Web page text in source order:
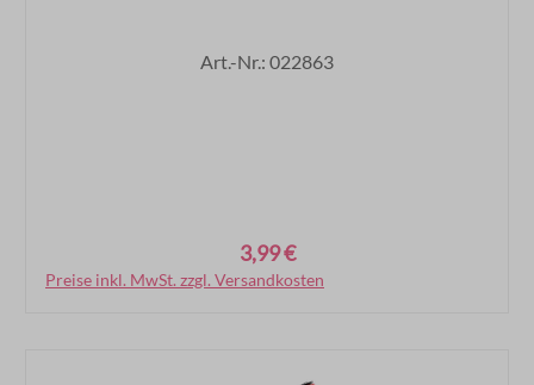
Art.-Nr.: 022863
3,99 €
Preise inkl. MwSt. zzgl. Versandkosten
In den Warenkorb